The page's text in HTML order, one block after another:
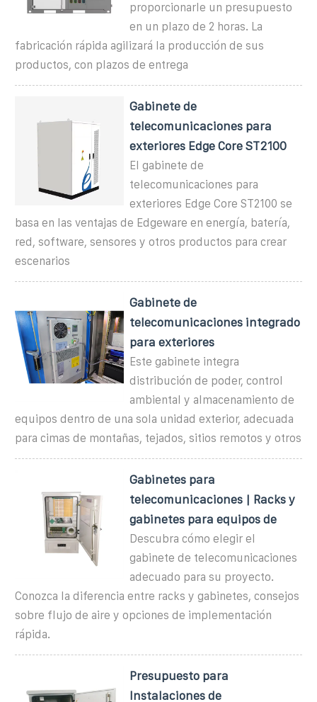
proporcionarle un presupuesto
en un plazo de 2 horas. La
fabricación rápida agilizará la producción de sus
productos, con plazos de entrega
Gabinete de
telecomunicaciones para
exteriores Edge Core ST2100
El gabinete de
telecomunicaciones para
exteriores Edge Core ST2100 se
basa en las ventajas de Edgeware en energía, batería,
red, software, sensores y otros productos para crear
escenarios
Gabinete de
telecomunicaciones integrado
para exteriores
Este gabinete integra
distribución de poder, control
ambiental y almacenamiento de
equipos dentro de una sola unidad exterior, adecuada
para cimas de montañas, tejados, sitios remotos y otros
Gabinetes para
telecomunicaciones | Racks y
gabinetes para equipos de
Descubra cómo elegir el
gabinete de telecomunicaciones
adecuado para su proyecto.
Conozca la diferencia entre racks y gabinetes, consejos
sobre flujo de aire y opciones de implementación
rápida.
Presupuesto para
Instalaciones de